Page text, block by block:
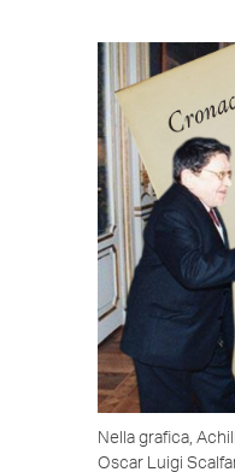
Nella grafica,
Oscar Luigi